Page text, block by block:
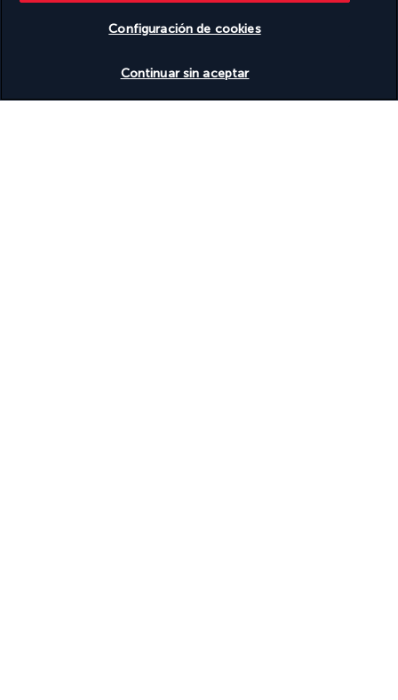
SÍGUENOS
Configuración de cookies
Continuar sin aceptar